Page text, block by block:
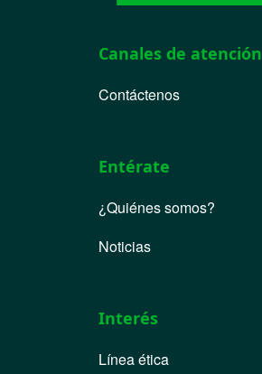
Canales de atención
Contáctenos
Entérate
¿Quiénes somos?
Noticias
Interés
Línea ética